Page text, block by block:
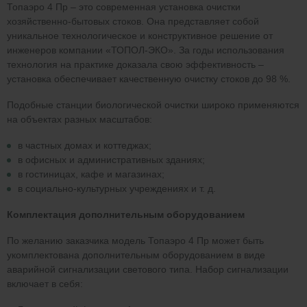
Топаэро 4 Пр – это современная установка очистки
хозяйственно-бытовых стоков. Она представляет собой
уникальное технологическое и конструктивное решение от
инженеров компании «ТОПОЛ-ЭКО». За годы использования
технология на практике доказала свою эффективность –
установка обеспечивает качественную очистку стоков до 98 %.
Подобные станции биологической очистки широко применяются
на объектах разных масштабов:
в частных домах и коттеджах;
в офисных и административных зданиях;
в гостиницах, кафе и магазинах;
в социально-культурных учреждениях и т. д.
Комплектация дополнительным оборудованием
По желанию заказчика модель Топаэро 4 Пр может быть
укомплектована дополнительным оборудованием в виде
аварийной сигнализации светового типа. Набор сигнализации
включает в себя: